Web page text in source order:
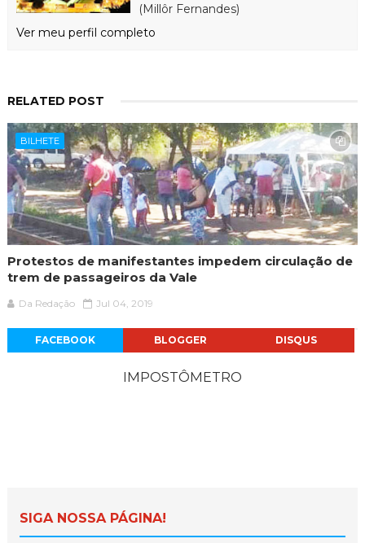
(Millôr Fernandes)
Ver meu perfil completo
RELATED POST
BILHETE
Protestos de manifestantes impedem circulação de
trem de passageiros da Vale
Da Redação Jul 04, 2019
FACEBOOK BLOGGER DISQUS
IMPOSTÔMETRO
SIGA NOSSA PÁGINA!